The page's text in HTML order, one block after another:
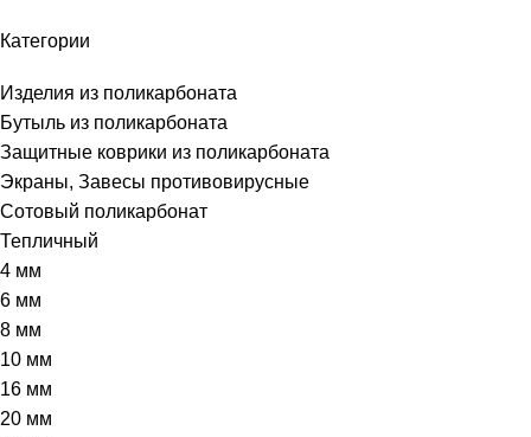
Категории
Изделия из поликарбоната
Бутыль из поликарбоната
Защитные коврики из поликарбоната
Экраны, Завесы противовирусные
Сотовый поликарбонат
Тепличный
4 мм
6 мм
8 мм
10 мм
16 мм
20 мм